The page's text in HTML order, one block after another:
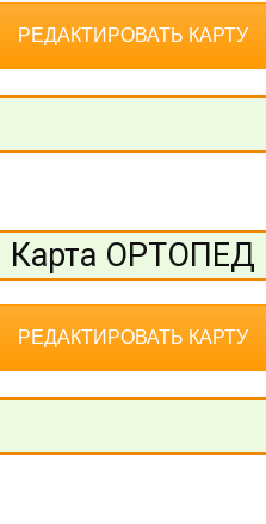
РЕДАКТИРОВАТЬ КАРТУ
Карта ОРТОПЕД
РЕДАКТИРОВАТЬ КАРТУ